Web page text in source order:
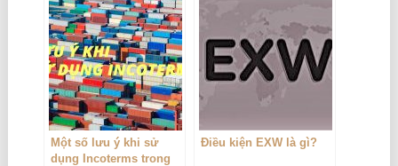
Một số lưu ý khi sử
dụng Incoterms trong
Điều kiện EXW là gì?